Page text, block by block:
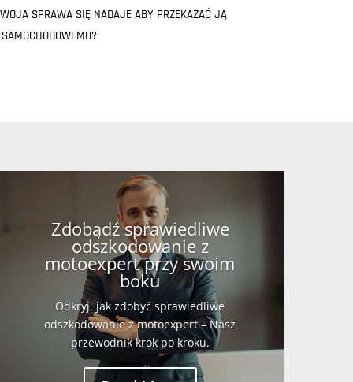
SPRAWA SIĘ NADAJE ABY PRZEKAZAĆ JĄ
Zdobądź sprawiedliwe
odszkodowanie z
motoexpert przy swoim
boku
Odkryj, jak zdobyć sprawiedliwe
odszkodowanie z motoexpert – Nasz
przewodnik krok po kroku.